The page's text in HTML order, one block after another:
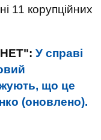
11 корупційних
У справі
що це
(оновлено).